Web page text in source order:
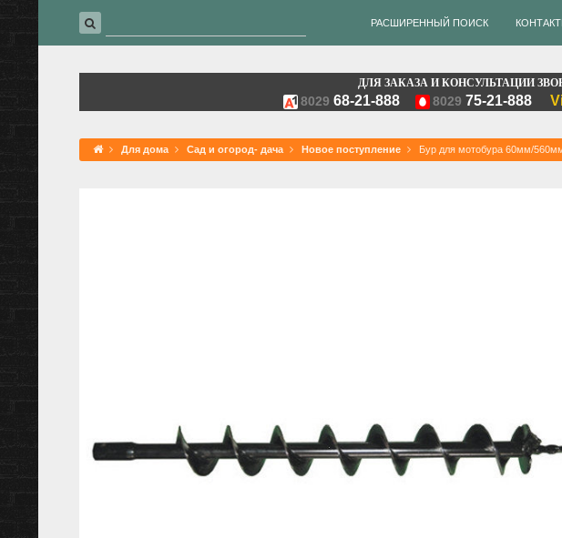
РАСШИРЕННЫЙ ПОИСК
ДЛЯ ЗАКАЗА И КОНСУЛЬТАЦИИ
8029 68-21-888 8029 75-21-888
Для дома Сад и огород- дача Новое поступление Бур для мотобура 60мм/